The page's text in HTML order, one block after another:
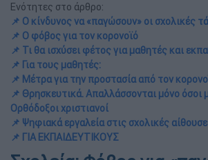
Ενότητες στο άρθρο:
📌 Ο κίνδυνος να «παγώσουν» οι σχολικές
📌 Ο φόβος για τον κορονοϊό
📌 Τι θα ισχύσει φέτος για μαθητές και
📌 Για τους μαθητές:
📌 Μέτρα για την προστασία από τον
📌 Θρησκευτικά. Απαλλάσσονται μόνο όσοι
Ορθόδοξοι χριστιανοί
📌 Ψηφιακά εργαλεία στις σχολικές
📌 ΓΙΑ ΕΚΠΑΙΔΕΥΤΙΚΟΥΣ